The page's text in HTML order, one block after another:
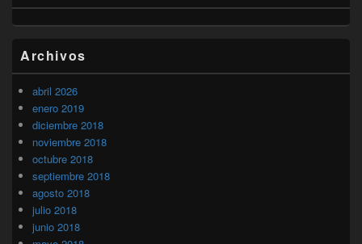
Archivos
abril 2026
enero 2019
diciembre 2018
noviembre 2018
octubre 2018
septiembre 2018
agosto 2018
julio 2018
junio 2018